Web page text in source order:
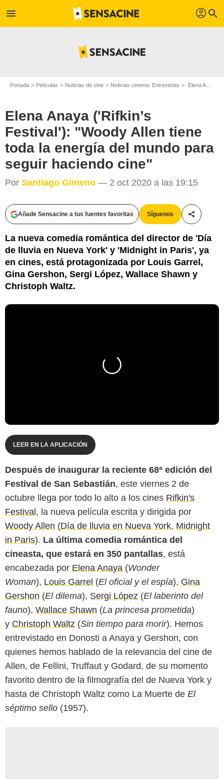
menu profil search
Portada Películas Noticias de cine Noticias cinema: Entrevistas Elena Anaya ('Rifkin’s Festival'): "Woody Allen tiene toda la energía del mundo para seguir haciendo cine"
Elena Anaya ('Rifkin’s
Festival'): "Woody Allen tiene
toda la energía del mundo para
seguir haciendo cine"
Por Santiago Gimeno — 2 oct 2020 a las 19:15
Añade Sensacine a tus fuentes favoritas Síguenos
La nueva comedia romántica del director de 'Día
de lluvia en Nueva York' y 'Midnight in Paris', ya
en cines, está protagonizada por Louis Garrel,
Gina Gershon, Sergi López, Wallace Shawn y
Christoph Waltz.
LEER EN LA APLICACIÓN
Después de inaugurar la reciente 68ª edición del
Festival de San Sebastián, este viernes 2 de
octubre llega por todo lo alto a los cines Rifkin's
Festival, la nueva película escrita y dirigida por
Woody Allen (Día de lluvia en Nueva York, Midnight
in Paris). La última comedia romántica del
cineasta, que estará en 350 pantallas, está
encabezada por Elena Anaya (Wonder
Woman), Louis Garrel (El oficial y el espía), Gina
Gershon (El dilema), Sergi López (El laberinto del
fauno), Wallace Shawn (La princesa prometida)
y Christoph Waltz (Sin tiempo para morir). Hemos
entrevistado en Donosti a Anaya y Gershon, con
quienes hemos hablado de la relevancia del cine de
Allen, de Fellini, Truffaut y Godard, de su momento
favorito dentro de la filmografía del de Nueva York y
hasta de Christoph Waltz como La Muerte de El
séptimo sello (1957).